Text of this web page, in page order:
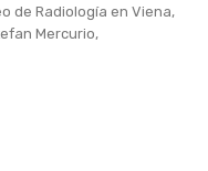
de Radiología en Viena,
Mercurio,